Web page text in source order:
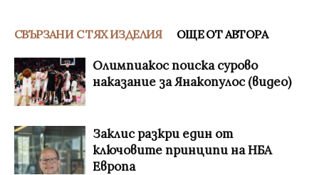
СВЪРЗАНИ С ТЯХ ИЗДЕЛИЯ ОЩЕ ОТ АВТОРА
Олимпиакос поиска сурово
наказание за Янакопулос (видео)
Заклис разкри един от
ключовите принципи на НБА
Европа